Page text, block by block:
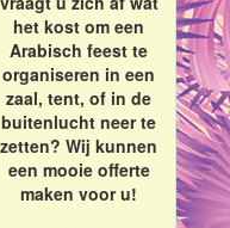
het kost om een
Arabisch feest te
organiseren in een
zaal, tent, of in de
buitenlucht neer te
zetten? Wij kunnen
een mooie offerte
maken voor u!